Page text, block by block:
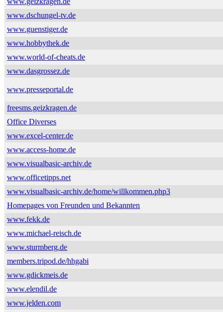
www.dschungel-tv.de
www.guenstiger.de
www.hobbythek.de
www.world-of-cheats.de
www.dasgrossez.de
www.presseportal.de
freesms.geizkragen.de
Office Diverses
www.excel-center.de
www.access-home.de
www.visualbasic-archiv.de
www.officetipps.net
www.visualbasic-archiv.de/home/willkommen.php3
Homepages von Freunden und Bekannten
www.fekk.de
www.michael-reisch.de
www.sturmberg.de
members.tripod.de/hhgabi
www.gdickmeis.de
www.elendil.de
www.jelden.com